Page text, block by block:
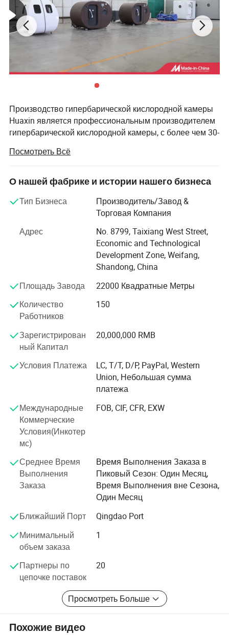
Производство гипербарической кислородной камеры
Huaxin является профессиональным производителем
гипербарической кислородной камеры, с более чем 30-
В первые десятилетия Хуакин выступал в качестве
назначенного производителя гипербарических
кислородных камер для фармацевтической
администрации Китая, предлагая медицинское
оборудование, соответствующее международным
материку Китая.
В последующие десятилетия Хуакин верит в контроль
качества и поглощает в нашу команду больше
поколения систем СЭП производятся и продвигаются
на внутренние и международные рынки.
Более 100 высококвалифицированных работников, 16
R&D сотрудников, 40 хорошо образованных
специалистов по продажам и послепродажному
убедиться, что наше оборудование достаточно
квалифицировано, наши услуги довольно
мы всегда предоставляем нашим клиентам
высококачественные устройства,
конкурентоспособные цены и хорошее
послепродажное обслуживание. Мы придерживаемся
принципа качества, сначала обслуживание,
непрерывное совершенствование и инновации, чтобы
удовлетворить потребности клиентов в управлении и
нулевом дефекте, нулевой жалобы как цели качества
мы предлагаем широкий спектр устройств
продукты следующие:
камеры
2. Дайвинг-декомпрессионные камеры
3. Гипербарические кислородные камеры с
умеренным давлением
Посмотреть Всё
О нашей фабрике и истории нашего бизнеса
Тип Бизнеса
Производитель/Завод &
Торговая Компания
Адрес
No. 8799, Taixiang West Street,
Economic and Technological
Development Zone, Weifang,
Shandong, China
Площадь Завода
22000 Квадратные Метры
Количество
Работников
150
Зарегистрирован
ный Капитал
20,000,000 RMB
Условия Платежа
LC, T/T, D/P, PayPal, Western
Union, Небольшая сумма
платежа
Международные
Коммерческие
Условия(Инкотер
мс)
FOB, CIF, CFR, EXW
Среднее Время
Выполнения
Заказа
Время Выполнения Заказа в
Пиковый Сезон: Один Месяц,
Время Выполнения вне Сезона,
Один Месяц
Ближайший Порт
Qingdao Port
Минимальный
объем заказа
1
Партнеры по
цепочке поставок
20
Просмотреть Больше
Похожие видео